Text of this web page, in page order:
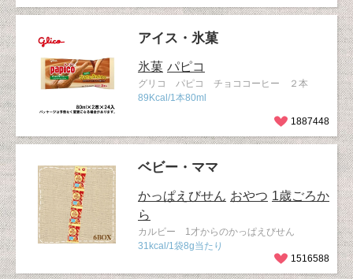
アイス・氷菓
氷菓 パピコ
グリコ パピコ チョココーヒー ２本
89Kcal/1本80ml
1887448
ベビー・ママ
かっぱえびせん おやつ 1歳ごろか
ら
カルビー 1才からのかっぱえびせん
31kcal/1袋8g当たり
1516588